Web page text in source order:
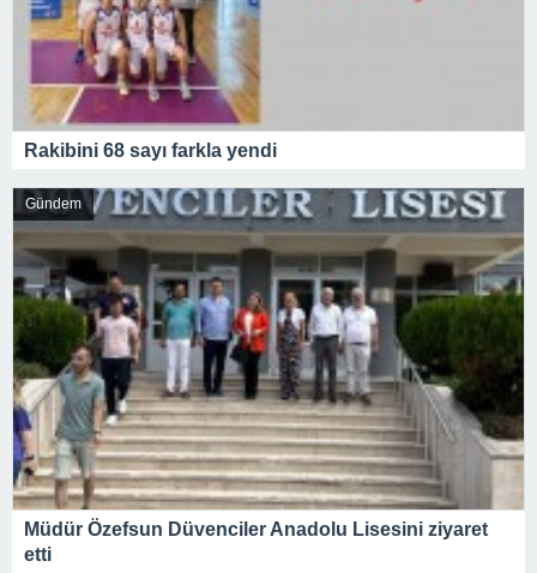
Rakibini 68 sayı farkla yendi
Gündem
Müdür Özefsun Düvenciler Anadolu Lisesini ziyaret
etti